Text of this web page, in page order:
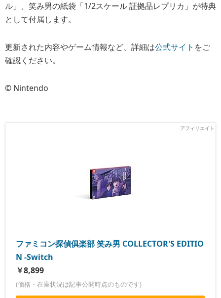
ル」、笑み男の紙袋「1/2スケール 証拠品レプリカ」が特典
として付属します。
更新された内容やゲーム情報など、詳細は公式サイト をご
確認ください。
© Nintendo
ファミコン探偵俱楽部 笑み男 COLLECTOR'S EDITIO
N -Switch
￥8,899
(価格・在庫状況は記事公開時点のものです)